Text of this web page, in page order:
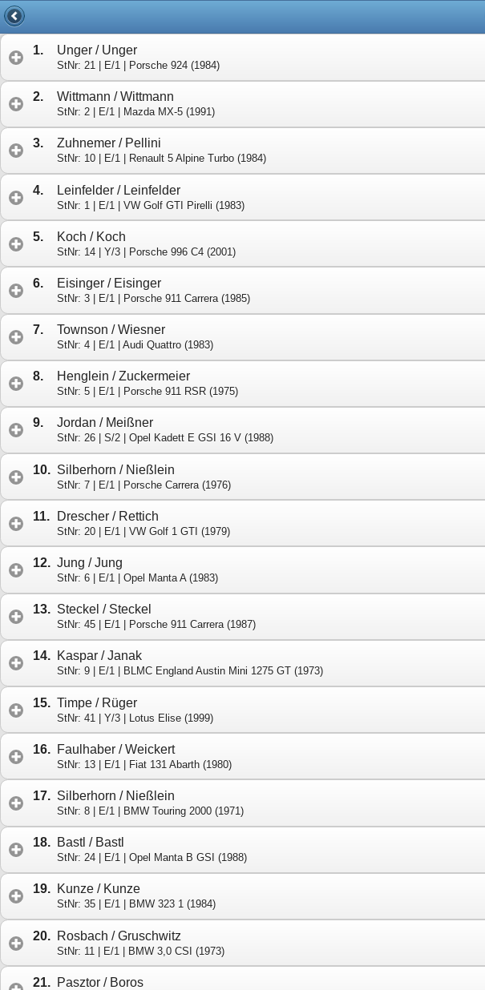
1. Unger / Unger
StNr: 21 | E/1 | Porsche 924 (1984)
2. Wittmann / Wittmann
StNr: 2 | E/1 | Mazda MX-5 (1991)
3. Zuhnemer / Pellini
StNr: 10 | E/1 | Renault 5 Alpine Turbo (1984)
4. Leinfelder / Leinfelder
StNr: 1 | E/1 | VW Golf GTI Pirelli (1983)
5. Koch / Koch
StNr: 14 | Y/3 | Porsche 996 C4 (2001)
6. Eisinger / Eisinger
StNr: 3 | E/1 | Porsche 911 Carrera (1985)
7. Townson / Wiesner
StNr: 4 | E/1 | Audi Quattro (1983)
8. Henglein / Zuckermeier
StNr: 5 | E/1 | Porsche 911 RSR (1975)
9. Jordan / Meißner
StNr: 26 | S/2 | Opel Kadett E GSI 16 V (1988)
10. Silberhorn / Nießlein
StNr: 7 | E/1 | Porsche Carrera (1976)
11. Drescher / Rettich
StNr: 20 | E/1 | VW Golf 1 GTI (1979)
12. Jung / Jung
StNr: 6 | E/1 | Opel Manta A (1983)
13. Steckel / Steckel
StNr: 45 | E/1 | Porsche 911 Carrera (1987)
14. Kaspar / Janak
StNr: 9 | E/1 | BLMC England Austin Mini 1275 GT (1973)
15. Timpe / Rüger
StNr: 41 | Y/3 | Lotus Elise (1999)
16. Faulhaber / Weickert
StNr: 13 | E/1 | Fiat 131 Abarth (1980)
17. Silberhorn / Nießlein
StNr: 8 | E/1 | BMW Touring 2000 (1971)
18. Bastl / Bastl
StNr: 24 | E/1 | Opel Manta B GSI (1988)
19. Kunze / Kunze
StNr: 35 | E/1 | BMW 323 1 (1984)
20. Rosbach / Gruschwitz
StNr: 11 | E/1 | BMW 3,0 CSI (1973)
21. Pasztor / Boros
Stand: 02.08.2025 - 19:48 Uhr